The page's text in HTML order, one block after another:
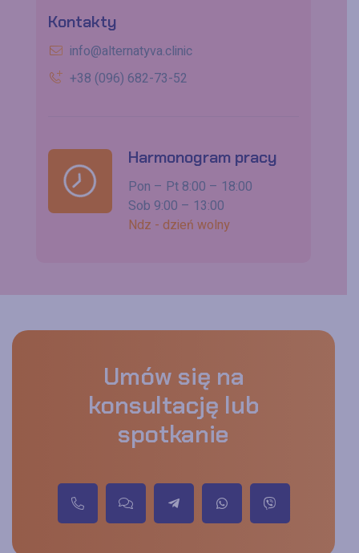
Kontakty
info@alternatyva.clinic
+38 (096) 682-73-52
Harmonogram pracy
Pon – Pt 8:00 – 18:00
Sob 9:00 – 13:00
Ndz - dzień wolny
Umów się na
konsultację lub
spotkanie